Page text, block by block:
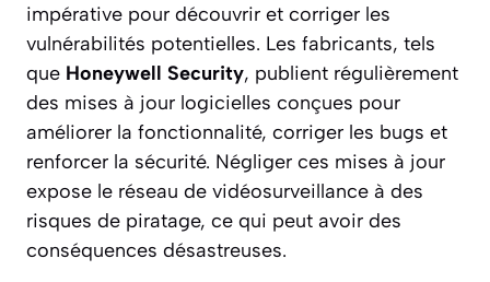
impérative pour découvrir et corriger les
vulnérabilités potentielles. Les fabricants, tels
que Honeywell Security, publient régulièrement
des mises à jour logicielles conçues pour
améliorer la fonctionnalité, corriger les bugs et
renforcer la sécurité. Négliger ces mises à jour
expose le réseau de vidéosurveillance à des
risques de piratage, ce qui peut avoir des
conséquences désastreuses.